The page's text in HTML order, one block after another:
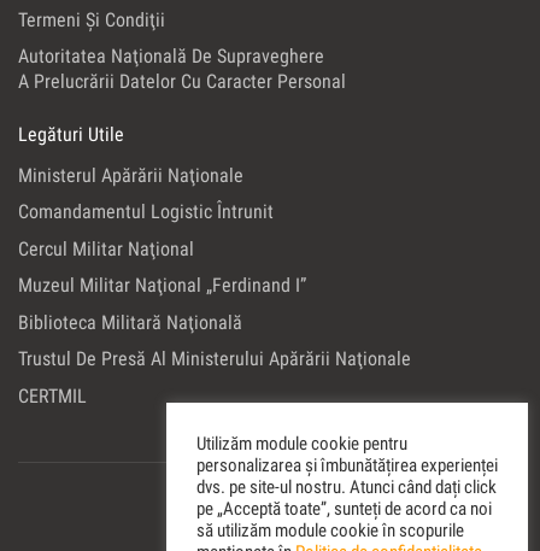
Termeni Şi Condiţii
Autoritatea Naţională De Supraveghere
A Prelucrării Datelor Cu Caracter Personal
Legături Utile
Ministerul Apărării Naţionale
Comandamentul Logistic Întrunit
Cercul Militar Naţional
Muzeul Militar Naţional „Ferdinand I”
Biblioteca Militară Naţională
Trustul De Presă Al Ministerului Apărării Naţionale
CERTMIL
Utilizăm module cookie pentru
personalizarea și îmbunătățirea experienței
dvs. pe site-ul nostru. Atunci când dați click
pe „Acceptă toate”, sunteți de acord ca noi
să utilizăm module cookie în scopurile